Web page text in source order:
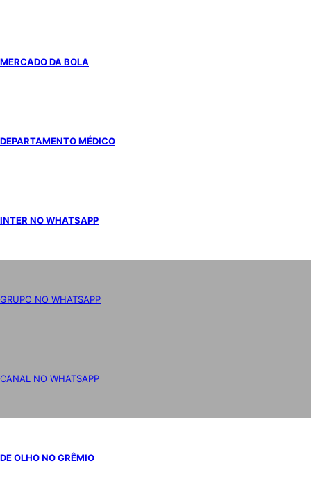
MERCADO DA BOLA
DEPARTAMENTO MÉDICO
INTER NO WHATSAPP
GRUPO NO WHATSAPP
CANAL NO WHATSAPP
DE OLHO NO GRÊMIO